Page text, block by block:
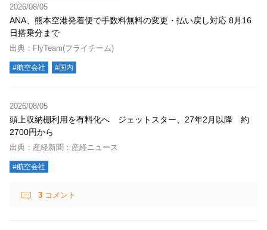
2026/08/05
ANA、熊本空港発着便で手数料無料の変更・払い戻し対応 8月16
日搭乗分まで
出典：FlyTeam(フライチーム)
#航空会社 #国内
2026/08/05
頭上収納棚利用を有料化へ ジェットスター、27年2月以降 約
2700円から
出典：産経新聞：産経ニュース
#航空会社
3 コメント